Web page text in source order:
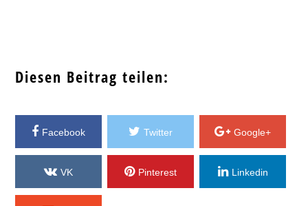
Diesen Beitrag teilen:
Facebook Twitter Google+
VK Pinterest Linkedin